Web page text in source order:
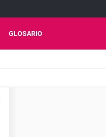
GLOSARIO